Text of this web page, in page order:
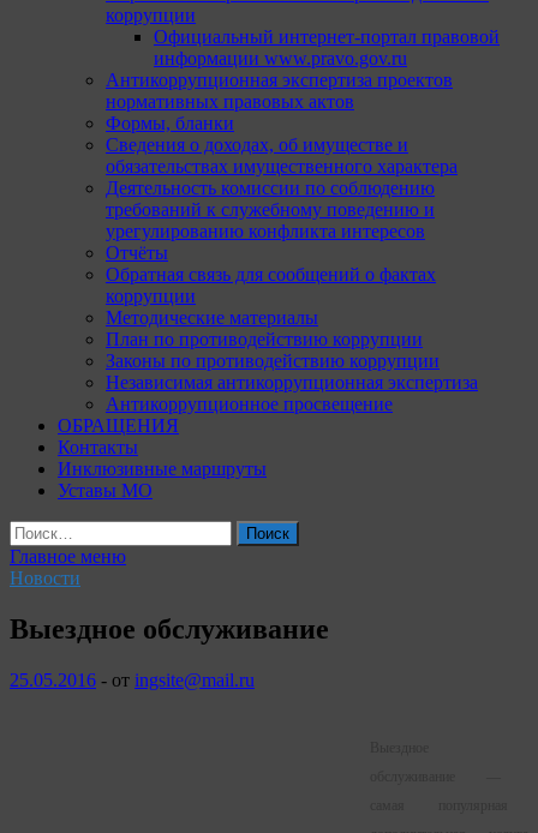
коррупции
Официальный интернет-портал правовой
информации www.pravo.gov.ru
Антикоррупционная экспертиза проектов
нормативных правовых актов
Формы, бланки
Сведения о доходах, об имуществе и
обязательствах имущественного характера
Деятельность комиссии по соблюдению
требований к служебному поведению и
урегулированию конфликта интересов
Отчёты
Обратная связь для сообщений о фактах
коррупции
Методические материалы
План по противодействию коррупции
Законы по противодействию коррупции
Независимая антикоррупционная экспертиза
Антикоррупционное просвещение
ОБРАЩЕНИЯ
Контакты
Инклюзивные маршруты
Уставы МО
Найти:
Главное меню
Новости
Выездное обслуживание
25.05.2016 - от ingsite@mail.ru